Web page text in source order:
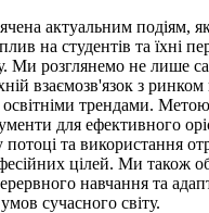
актуальним подіям,
на студентів та їхні
Ми розглянемо не лише
взаємозв'язок з
освітніми трендами.
для ефективного
та використання
цілей. Ми також
навчання та
сучасного світу.